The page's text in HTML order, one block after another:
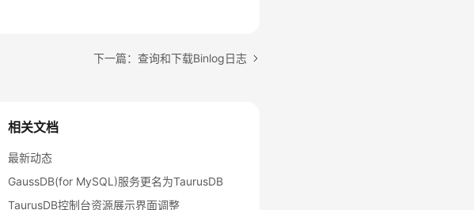
下一篇：查询和下载Binlog日志
相关文档
最新动态
GaussDB(for MySQL)服务更名为TaurusDB
TaurusDB控制台资源展示界面调整